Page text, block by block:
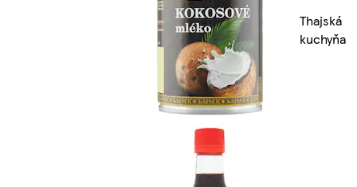
Thajská
kuchyňa